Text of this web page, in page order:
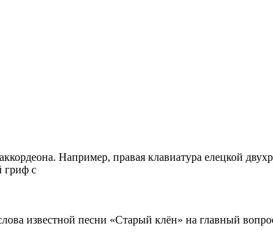
Например, правая клавиатура елецкой
гриф с
известной песни «Старый клён» на главный